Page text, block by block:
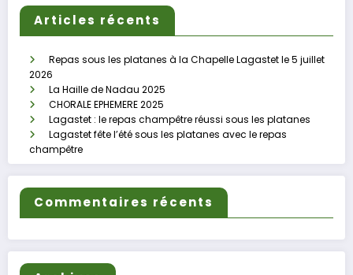
Articles récents
Repas sous les platanes à la Chapelle Lagastet le 5 juillet
2026
La Haille de Nadau 2025
CHORALE EPHEMERE 2025
Lagastet : le repas champêtre réussi sous les platanes
Lagastet fête l’été sous les platanes avec le repas
champêtre
Commentaires récents